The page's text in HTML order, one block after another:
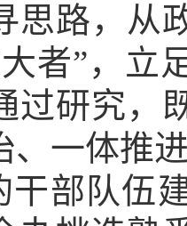
思路，从
者”，立
过研究，
、一体推
干部队伍